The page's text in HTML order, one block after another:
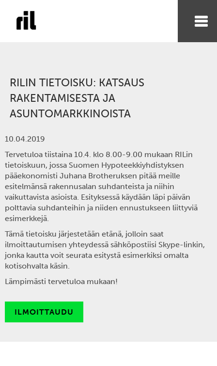
RILIN TIETOISKU: KATSAUS
RAKENTAMISESTA JA
ASUNTOMARKKINOISTA
10.04.2019
Tervetuloa tiistaina 10.4. klo 8.00-9.00 mukaan RILin
tietoiskuun, jossa Suomen Hypoteekkiyhdistyksen
pääekonomisti Juhana Brotheruksen pitää meille
esitelmänsä rakennusalan suhdanteista ja niihin
vaikuttavista asioista. Esityksessä käydään läpi päivän
polttavia suhdanteihin ja niiden ennustukseen liittyviä
esimerkkejä.
Tämä tietoisku järjestetään etänä, jolloin saat
ilmoittautumisen yhteydessä sähköpostiisi Skype-linkin,
jonka kautta voit seurata esitystä esimerkiksi omalta
kotisohvalta käsin.
Lämpimästi tervetuloa mukaan!
ILMOITTAUDU